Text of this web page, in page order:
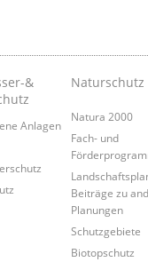
&
Anlagen
Naturschutz
Natura 2000
Fach- und
Beiträge zu
Planungen
Schutzgebiete
Biotopschutz